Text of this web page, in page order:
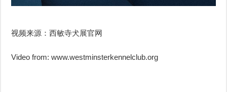
Kennel
视频来源：西敏寺犬展官网
Video from: www.westminsterkennelclub.org